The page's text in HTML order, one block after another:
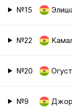
№15
№22
№20
№9